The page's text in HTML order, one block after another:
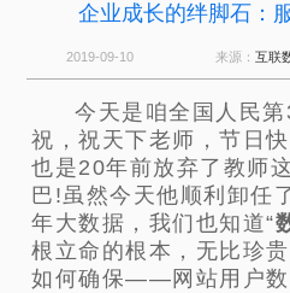
企业成长的绊脚石：
2019-09-10 来源： 互联
今天是咱全国人民
祝，祝天下老师，节日
也是20年前放弃了教师
巴!虽然今天他顺利卸任
年大数据，我们也知道“
根立命的根本，无比珍
如何确保——网站用户数